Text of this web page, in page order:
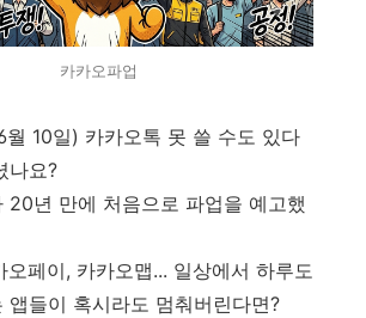
카카오파업
월 10일) 카카오톡 못 쓸 수도 있다
나요?
20년 만에 처음으로 파업을 예고했
오페이, 카카오맵... 일상에서 하루도
앱들이 혹시라도 멈춰버린다면?